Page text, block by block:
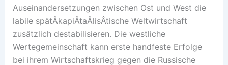
Auseinandersetzungen zwischen Ost und West die
labile spätÂ­kapiÂ­taÂ­lisÂ­tische Weltwirtschaft
zusätzlich destabilisieren. Die westliche
Wertegemeinschaft kann erste handfeste Erfolge
bei ihrem Wirtschaftskrieg gegen die Russische